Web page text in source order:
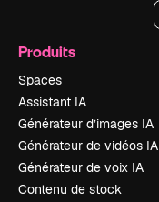
Produits
Spaces
Assistant IA
Générateur d’images IA
Générateur de vidéos IA
Générateur de voix IA
Contenu de stock